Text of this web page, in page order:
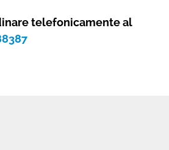
telefonicamente al